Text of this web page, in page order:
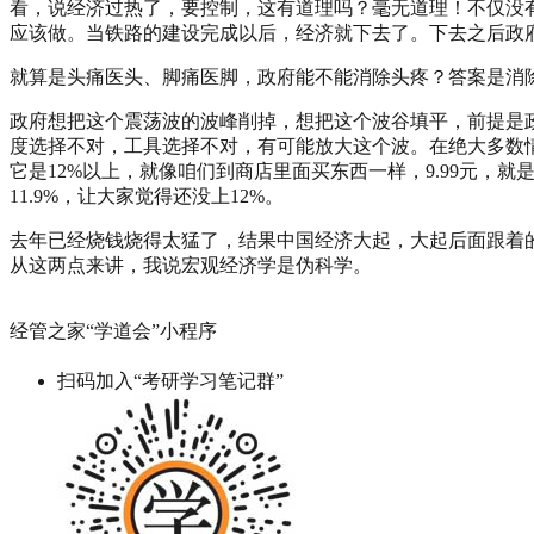
看，说经济过热了，要控制，这有道理吗？毫无道理！不仅
应该做。当铁路的建设完成以后，经济就下去了。下去之后
就算是头痛医头、脚痛医脚，政府能不能消除头疼？答案是
政府想把这个震荡波的波峰削掉，想把这个波谷填平，前提
度选择不对，工具选择不对，有可能放大这个波。在绝大多
它是12%以上，就像咱们到商店里面买东西一样，9.99元，
11.9%，让大家觉得还没上12%。
去年已经烧钱烧得太猛了，结果中国经济大起，大起后面跟
从这两点来讲，我说宏观经济学是伪科学。
经管之家“学道会”小程序
扫码加入“考研学习笔记群”